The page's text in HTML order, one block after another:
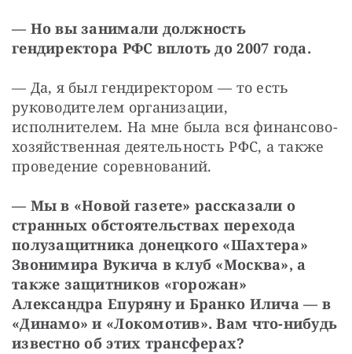
— Но вы занимали должность
гендиректора РФС вплоть до 2007 года.
— Да, я был гендиректором — то есть
руководителем организации,
исполнителем. На мне была вся финансово-
хозяйственная деятельность РФС, а также
проведение соревнований.
— Мы в «Новой газете» рассказали о
странных обстоятельствах перехода
полузащитника донецкого «Шахтера»
Звонимира Вукича в клуб «Москва», а
также защитников «горожан»
Александра Епуряну и Бранко Илича — в
«Динамо» и «Локомотив». Вам что-нибудь
известно об этих трансферах?